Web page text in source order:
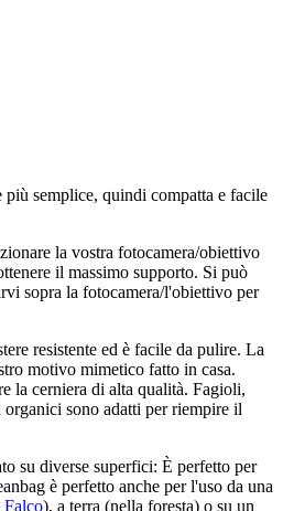
più semplice, quindi compatta e facile
la vostra fotocamera/obiettivo
il massimo supporto. Si può
sopra la fotocamera/l'obiettivo per
resistente ed è facile da pulire. La
motivo mimetico fatto in casa.
la cerniera di alta qualità. Fagioli,
sono adatti per riempire il
su diverse superfici: È perfetto per
è perfetto anche per l'uso da una
Falco), a terra (nella foresta) o su un